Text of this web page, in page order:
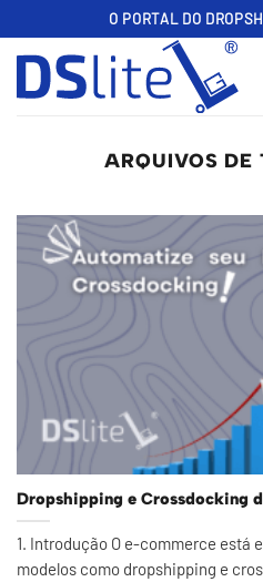
to
content
O PORTAL DO
ARQUIVOS DE
Dropshipping e Crossdocking
1. Introdução O e-commerce está
modelos como dropshipping e